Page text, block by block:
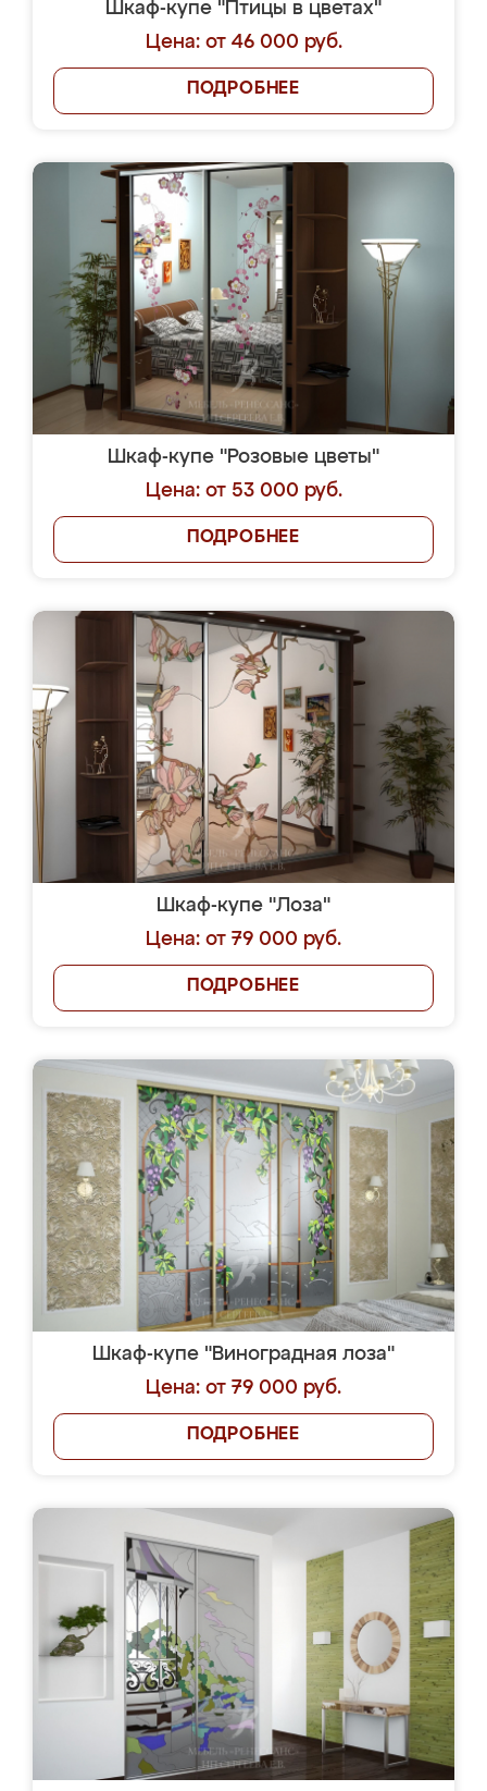
Шкаф-купе "Птицы в цветах"
Цена: от 46 000 руб.
ПОДРОБНЕЕ
Шкаф-купе "Розовые цветы"
Цена: от 53 000 руб.
ПОДРОБНЕЕ
Шкаф-купе "Лоза"
Цена: от 79 000 руб.
ПОДРОБНЕЕ
Шкаф-купе "Виноградная лоза"
Цена: от 79 000 руб.
ПОДРОБНЕЕ